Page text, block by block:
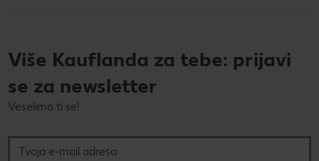
Više Kauflanda za tebe: prijavi
se za newsletter
Veselimo ti se!